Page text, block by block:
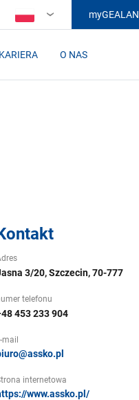
PL
myGEALAN
KARIERA O NAS
3/20, Szczecin, 70-777
telefonu
453 233 904
mail
internetowa
www.assko.pl/